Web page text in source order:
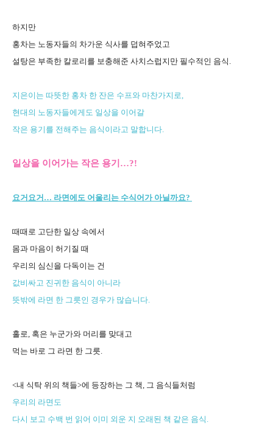
하지만
홍차는 노동자들의 차가운 식사를 덥혀주었고
설탕은 부족한 칼로리를 보충해준 사치스럽지만 필수적인 음식.
지은이는 따뜻한 홍차 한 잔은 수프와 마찬가지로,
현대의 노동자들에게도 일상을 이어갈
작은 용기를 전해주는 음식이라고 말합니다.
일상을 이어가는 작은 용기…?!
요거요거… 라면에도 어울리는 수식어가 아닐까요?
때때로 고단한 일상 속에서
몸과 마음이 허기질 때
우리의 심신을 다독이는 건
값비싸고 진귀한 음식이 아니라
뜻밖에 라면 한 그릇인 경우가 많습니다.
홀로, 혹은 누군가와 머리를 맞대고
먹는 바로 그 라면 한 그릇.
<내 식탁 위의 책들>에 등장하는 그 책, 그 음식들처럼
우리의 라면도
다시 보고 수백 번 읽어 이미 외운 지 오래된 책 같은 음식.